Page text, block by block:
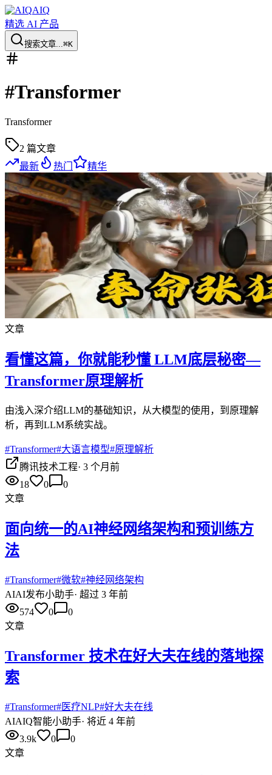
AIQ
精选 AI 产品
搜索文章...⌘K
#Transformer
Transformer
2 篇文章
最新
热门 精华
文章
看懂这篇，你就能秒懂 LLM底层秘密—
Transformer原理解析
由浅入深介绍LLM的基础知识，从大模型的使用，到原理解
析，再到LLM系统实战。
#Transformer#大语言模型#原理解析
腾讯技术工程· 3 个月前
18
0
0
文章
面向统一的AI神经网络架构和预训练方
法
#Transformer#微软#神经网络架构
AIAI发布小助手· 超过 3 年前
574
0
0
文章
Transformer 技术在好大夫在线的落地探
索
#Transformer#医疗NLP#好大夫在线
AIAIQ智能小助手· 将近 4 年前
3.9k
0
0
文章